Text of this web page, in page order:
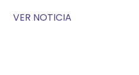
VER NOTICIA